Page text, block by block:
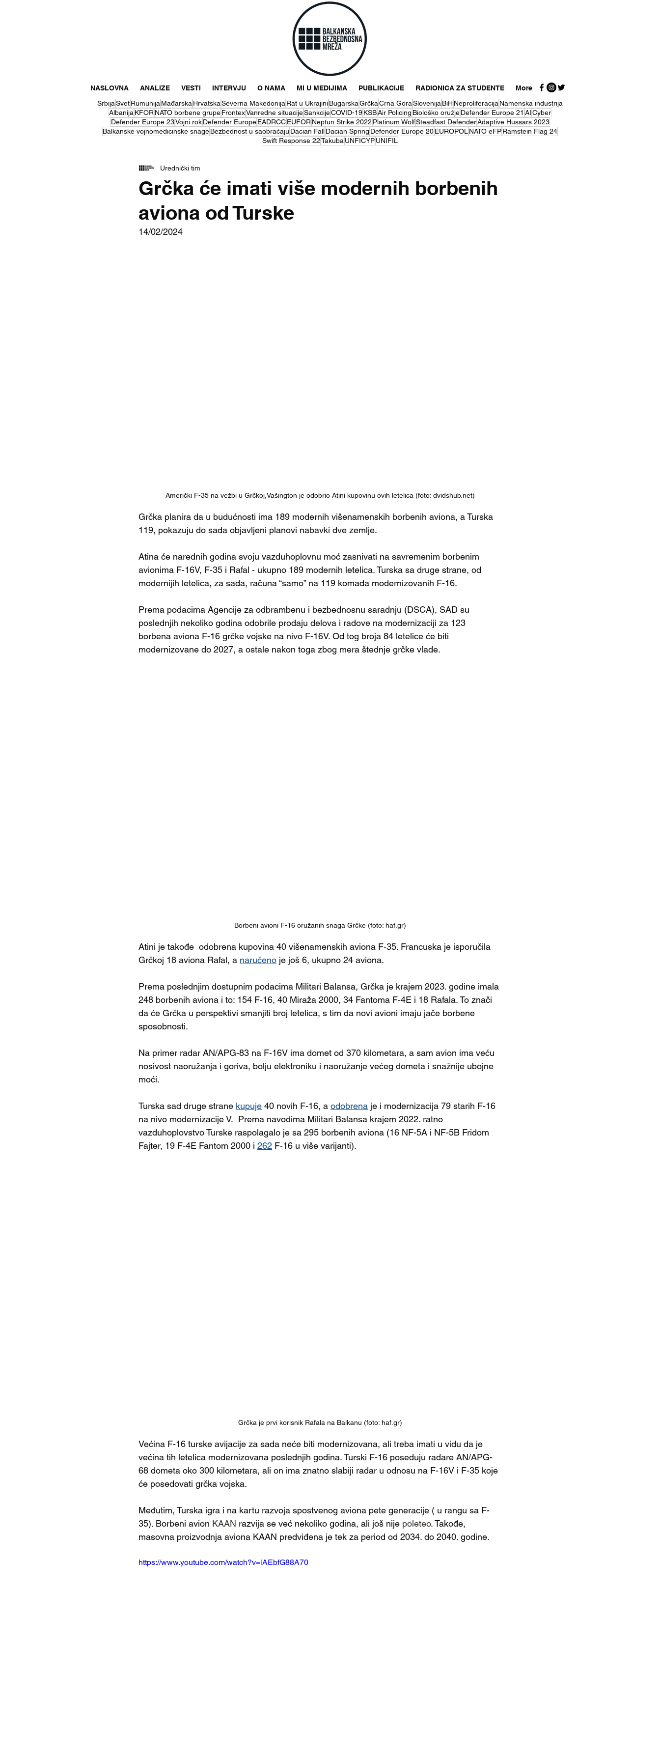
NASLOVNA ANALIZE VESTI INTERVJU O NAMA MI U MEDIJIMA PUBLIKACIJE RADIONICA ZA STUDENTE
More
SrbijaSvetRumunija Mađarska HrvatskaSeverna Makedonija Rat u UkrajiniBugarskaGrčkaCrna GoraSlovenija BiH Neproliferacija Namenska industrija
Albanija KFORNATO borbene grupeFrontexVanredne situacijeSankcijeCOVID-19KSBAir Policing Biološko oružjeDefender Europe 21 AICyber
Defender Europe 23Vojni rok Defender Europe EADRCC EUFOR Neptun Strike 2022 Platinum WolfSteadfast DefenderAdaptive Hussars 2023
Balkanske vojnomedicinske snageBezbednost u saobraćaju Dacian FallDacian Spring Defender Europe 20EUROPOLNATO eFPRamstein Flag 24
Swift Response 22Takuba UNFICYPUNIFIL
Grčka će imati više modernih borbenih
aviona od Turske
Urednički tim
14/02/2024
Američki F-35 na vežbi u Grčkoj,Vašington je odobrio Atini kupovinu ovih letelica (foto: dvidshub.net)
Grčka planira da u budućnosti ima 189 modernih višenamenskih borbenih aviona, a Turska
119, pokazuju do sada objavljeni planovi nabavki dve zemlje.
Atina će narednih godina svoju vazduhoplovnu moć zasnivati na savremenim borbenim
avionima F-16V, F-35 i Rafal - ukupno 189 modernih letelica. Turska sa druge strane, od
modernijih letelica, za sada, računa “samo” na 119 komada modernizovanih F-16.
Prema podacima Agencije za odbrambenu i bezbednosnu saradnju (DSCA), SAD su
poslednjih nekoliko godina odobrile prodaju delova i radove na modernizaciji za 123
borbena aviona F-16 grčke vojske na nivo F-16V. Od tog broja 84 letelice će biti
modernizovane do 2027, a ostale nakon toga zbog mera štednje grčke vlade.
Borbeni avioni F-16 oružanih snaga Grčke (foto: haf.gr)
Atini je takođe  odobrena kupovina 40 višenamenskih aviona F-35. Francuska je isporučila
Grčkoj 18 aviona Rafal, a naručeno je još 6, ukupno 24 aviona.
Prema poslednjim dostupnim podacima Militari Balansa, Grčka je krajem 2023. godine imala
248 borbenih aviona i to: 154 F-16, 40 Miraža 2000, 34 Fantoma F-4E i 18 Rafala. To znači
da će Grčka u perspektivi smanjiti broj letelica, s tim da novi avioni imaju jače borbene
sposobnosti.
Na primer radar AN/APG-83 na F-16V ima domet od 370 kilometara, a sam avion ima veću
nosivost naoružanja i goriva, bolju elektroniku i naoružanje većeg dometa i snažnije ubojne
moći.
Turska sad druge strane kupuje 40 novih F-16, a odobrena je i modernizacija 79 starih F-16
na nivo modernizacije V.  Prema navodima Militari Balansa krajem 2022. ratno
vazduhoplovstvo Turske raspolagalo je sa 295 borbenih aviona (16 NF-5A i NF-5B Fridom
Fajter, 19 F-4E Fantom 2000 i 262 F-16 u više varijanti).
Grčka je prvi korisnik Rafala na Balkanu (foto: haf.gr)
Većina F-16 turske avijacije za sada neće biti modernizovana, ali treba imati u vidu da je
većina tih letelica modernizovana poslednjih godina. Turski F-16 poseduju radare AN/APG-
68 dometa oko 300 kilometara, ali on ima znatno slabiji radar u odnosu na F-16V i F-35 koje
će posedovati grčka vojska.
Međutim, Turska igra i na kartu razvoja spostvenog aviona pete generacije ( u rangu sa F-
35). Borbeni avion KAAN razvija se već nekoliko godina, ali još nije poleteo. Takođe,
masovna proizvodnja aviona KAAN predviđena je tek za period od 2034. do 2040. godine.
https://www.youtube.com/watch?v=lAEbfG88A70